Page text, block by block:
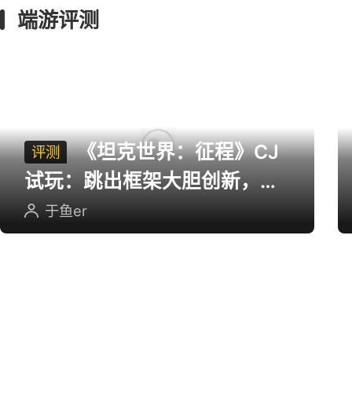
端游评测
评测
《坦克世界：征程》CJ
试玩：跳出框架大胆创新，用
英雄射击重塑坦克对战
于鱼er